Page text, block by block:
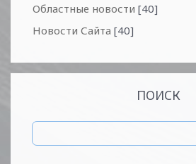
Областные новости [40]
Новости Сайта [40]
ПОИСК